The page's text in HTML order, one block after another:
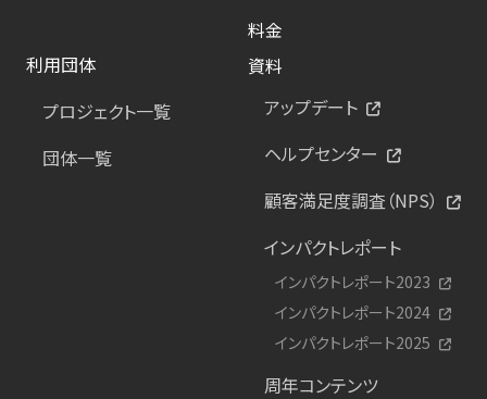
料金
利用団体
プロジェクト一覧
団体一覧
資料
アップデート
ヘルプセンター
顧客満足度調査（NPS）
インパクトレポート
インパクトレポート2023
インパクトレポート2024
インパクトレポート2025
周年コンテンツ